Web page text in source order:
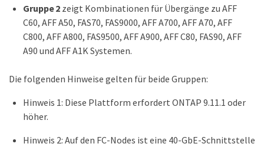
Gruppe 2 zeigt Kombinationen für Übergänge zu AFF
C60, AFF A50, FAS70, FAS9000, AFF A700, AFF A70, AFF
C800, AFF A800, FAS9500, AFF A900, AFF C80, FAS90, AFF
A90 und AFF A1K Systemen.
Die folgenden Hinweise gelten für beide Gruppen:
Hinweis 1: Diese Plattform erfordert ONTAP 9.11.1 oder
höher.
Hinweis 2: Auf den FC-Nodes ist eine 40-GbE-Schnittstelle